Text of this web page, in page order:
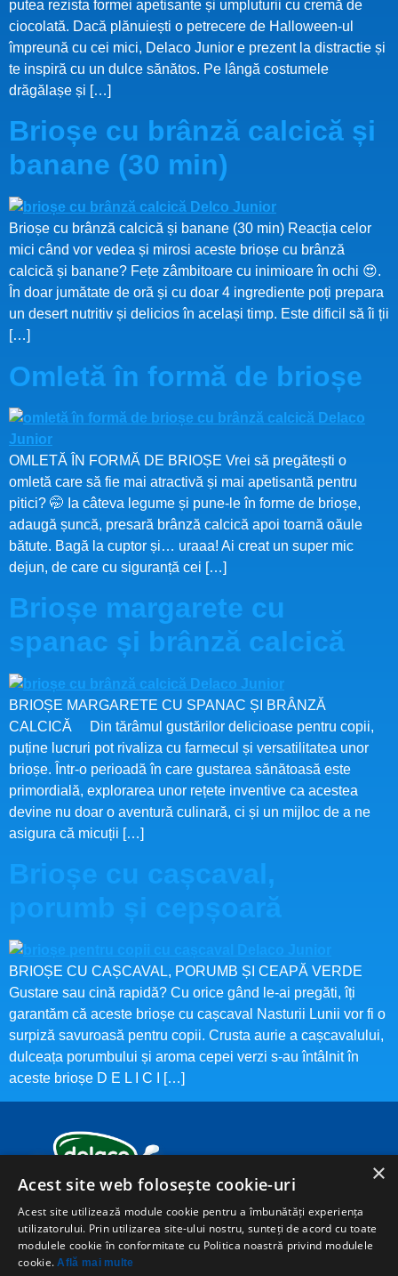
putea rezista formei apetisante și umpluturii cu cremă de
ciocolată. Dacă plănuiești o petrecere de Halloween-ul
împreună cu cei mici, Delaco Junior e prezent la distractie și
te inspiră cu un dulce sănătos. Pe lângă costumele
drăgălașe și […]
Brioșe cu brânză calcică și
banane (30 min)
Brioșe cu brânză calcică și banane (30 min) Reacția celor
mici când vor vedea și mirosi aceste brioșe cu brânză
calcică și banane? Fețe zâmbitoare cu inimioare în ochi 😍.
În doar jumătate de oră și cu doar 4 ingrediente poți prepara
un desert nutritiv și delicios în același timp. Este dificil să îi ții
[…]
Omletă în formă de brioșe
OMLETĂ ÎN FORMĂ DE BRIOȘE Vrei să pregătești o
omletă care să fie mai atractivă și mai apetisantă pentru
pitici? 🤭 Ia câteva legume și pune-le în forme de brioșe,
adaugă șuncă, presară brânză calcică apoi toarnă oăule
bătute. Bagă la cuptor și… uraaa! Ai creat un super mic
dejun, de care cu siguranță cei […]
Brioșe margarete cu
spanac și brânză calcică
BRIOȘE MARGARETE CU SPANAC ȘI BRÂNZĂ
CALCICĂ Din tărâmul gustărilor delicioase pentru copii,
puține lucruri pot rivaliza cu farmecul și versatilitatea unor
brioșe. Într-o perioadă în care gustarea sănătoasă este
primordială, explorarea unor rețete inventive ca acestea
devine nu doar o aventură culinară, ci și un mijloc de a ne
asigura că micuții […]
Brioșe cu cașcaval,
porumb și cepșoară
BRIOȘE CU CAȘCAVAL, PORUMB ȘI CEAPĂ VERDE
Gustare sau cină rapidă? Cu orice gând le-ai pregăti, îți
garantăm că aceste brioșe cu cașcaval Nasturii Lunii vor fi o
surpiză savuroasă pentru copii. Crusta aurie a cașcavalului,
dulceața porumbului și aroma cepei verzi s-au întâlnit în
aceste brioșe D E L I C I […]
×
Acest site web folosește cookie-uri
Acest site utilizează module cookie pentru a îmbunătăți experiența
utilizatorului. Prin utilizarea site-ului nostru, sunteți de acord cu toate
modulele cookie în conformitate cu Politica noastră privind modulele
cookie.Află mai multe